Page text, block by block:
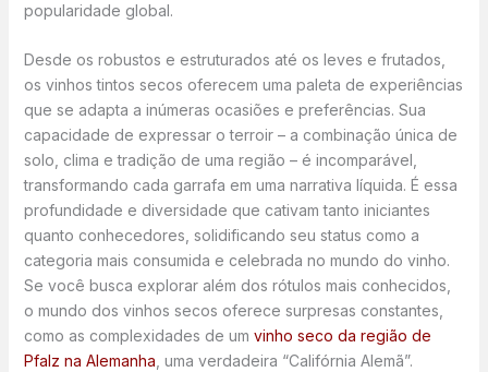
popularidade global.
Desde os robustos e estruturados até os leves e frutados,
os vinhos tintos secos oferecem uma paleta de experiências
que se adapta a inúmeras ocasiões e preferências. Sua
capacidade de expressar o terroir – a combinação única de
solo, clima e tradição de uma região – é incomparável,
transformando cada garrafa em uma narrativa líquida. É essa
profundidade e diversidade que cativam tanto iniciantes
quanto conhecedores, solidificando seu status como a
categoria mais consumida e celebrada no mundo do vinho.
Se você busca explorar além dos rótulos mais conhecidos,
o mundo dos vinhos secos oferece surpresas constantes,
como as complexidades de um vinho seco da região de
Pfalz na Alemanha, uma verdadeira “Califórnia Alemã”.